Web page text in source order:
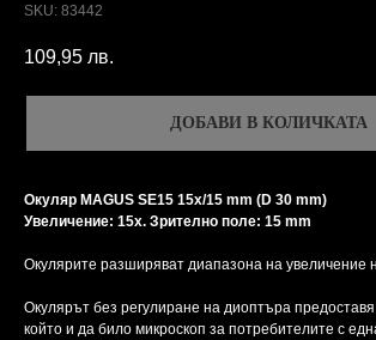
SKU: 83442
109,95 лв.
ДОБАВИ В КОЛИЧКАТА
Окуляр MAGUS SE15 15х/15 mm (D 30 mm)
Увеличение: 15x. Зрително поле: 15 mm
Окулярите разширяват диапазона на увеличение
Окулярът без регулиране на диоптъра
който и да било микроскоп за потребителите с